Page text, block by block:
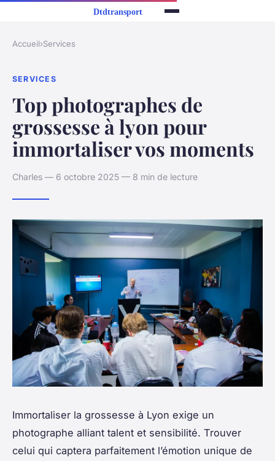
Accueil›Services
SERVICES
Top photographes de
grossesse à lyon pour
immortaliser vos moments
Charles — 6 octobre 2025 — 8 min de lecture
Immortaliser la grossesse à Lyon exige un
photographe alliant talent et sensibilité. Trouver
celui qui captera parfaitement l’émotion unique de